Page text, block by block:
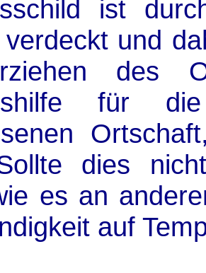
ist
und
des
für
dies
es an
auf